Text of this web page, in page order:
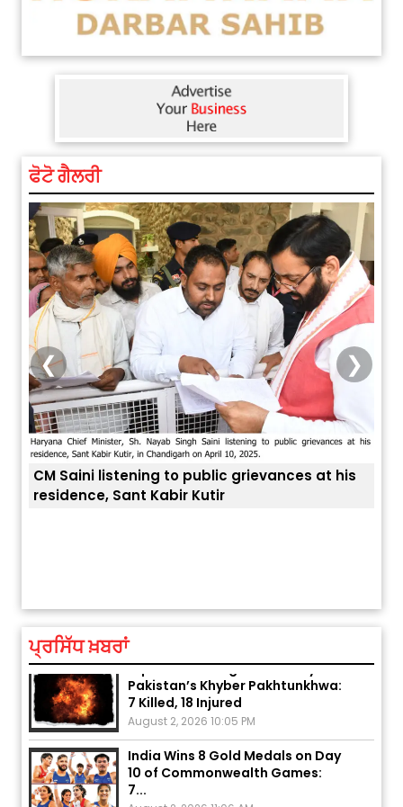
ਫੋਟੋ ਗੈਲਰੀ
CM Saini listening to public grievances at his
residence, Sant Kabir Kutir
❮ ❯
ਪ੍ਰਸਿੱਧ ਖ਼ਬਰਾਂ
August 5, 2026 6:23 AM
Pakistan’s Khyber Pakhtunkhwa:
7 Killed, 18 Injured
August 2, 2026 10:05 PM
India Wins 8 Gold Medals on Day
10 of Commonwealth Games:
7...
August 2, 2026 11:06 AM